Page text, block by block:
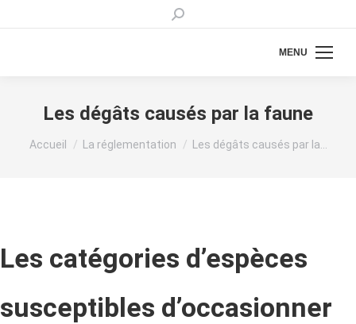
Recherche
MENU
Les dégâts causés par la faune
Vous êtes ici :
Accueil La réglementation Les dégâts causés par la…
Les catégories d’espèces
susceptibles d’occasionner